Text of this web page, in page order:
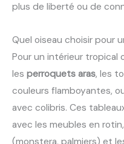
plus de liberté ou de
Quel oiseau choisir pour
Pour un intérieur tropical
les perroquets aras, les
couleurs flamboyantes,
avec colibris. Ces
avec les meubles en